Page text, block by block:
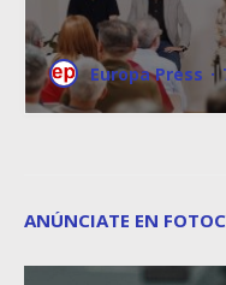
Europa Press ·
ANÚNCIATE EN